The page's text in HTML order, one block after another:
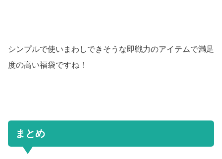
シンプルで使いまわしできそうな即戦力のアイテムで満足
度の高い福袋ですね！
まとめ